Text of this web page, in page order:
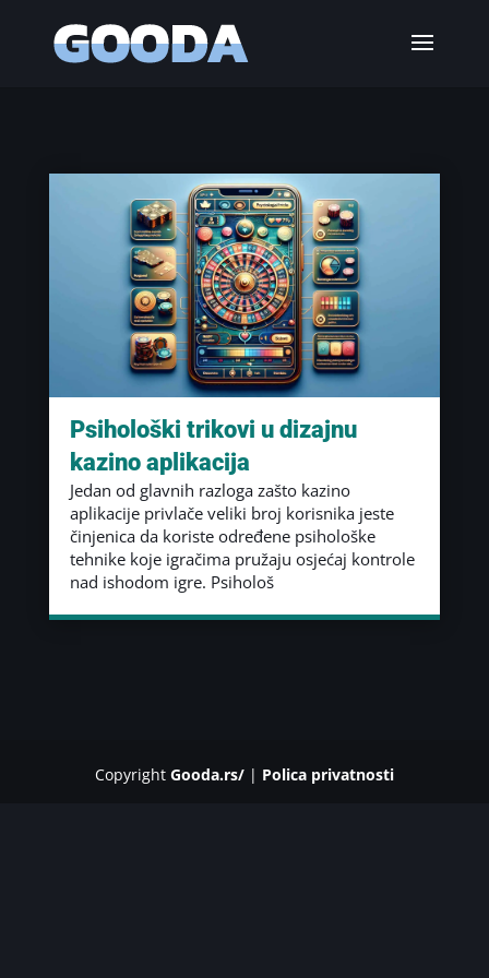
Psihološki trikovi u dizajnu
kazino aplikacija
Jedan od glavnih razloga zašto kazino
aplikacije privlače veliki broj korisnika jeste
činjenica da koriste određene psihološke
tehnike koje igračima pružaju osjećaj kontrole
nad ishodom igre. Psihološ
Copyright Gooda.rs/| Polica privatnosti